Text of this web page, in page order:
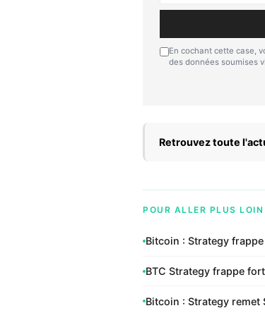
En cochant cette case,
des données soumises
Retrouvez toute
POUR ALLER PLUS LOIN
Bitcoin : Strategy
BTC Strategy frappe
Bitcoin : Strategy